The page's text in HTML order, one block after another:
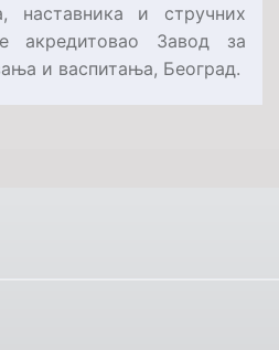
наставника и стручних
акредитовао Завод за
и васпитања, Београд.